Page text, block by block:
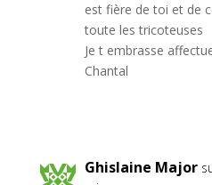
est fière de toi et de
toute les tricoteuses
Je t embrasse
Chantal
Ghislaine Major